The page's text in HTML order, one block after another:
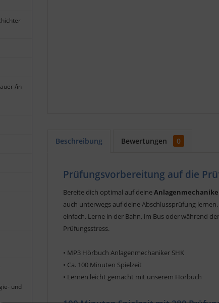
/in
und
Beschreibung Bewertungen 0
Prüfungsvorbereitung auf die
Bereite dich optimal auf deine
auch unterwegs auf deine Abschlussprüfung
einfach. Lerne in der Bahn, im Bus oder während
Prüfungsstress.
• MP3 Hörbuch Anlagenmechaniker SHK
• Ca. 100 Minuten Spielzeit
• Lernen leicht gemacht mit unserem Hörbuch